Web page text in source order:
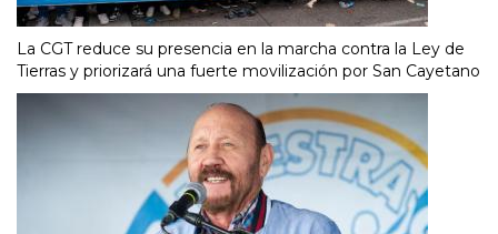
La CGT reduce su presencia en la marcha contra la Ley de
Tierras y priorizará una fuerte movilización por San Cayetano